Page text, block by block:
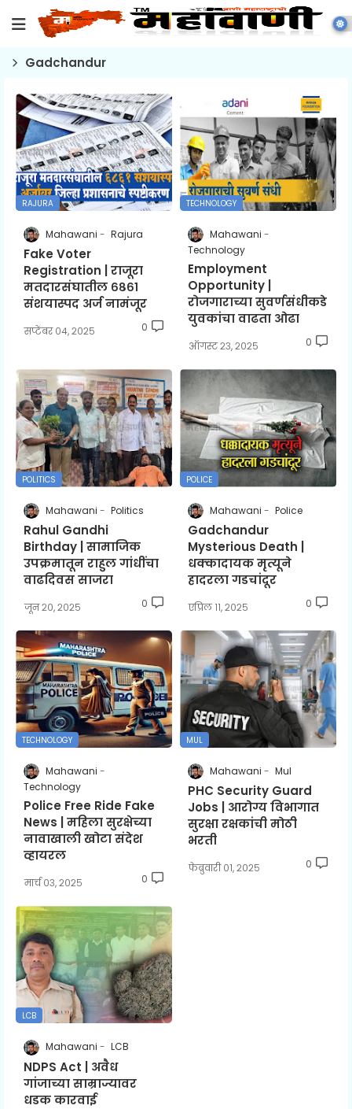
Gadchandur
RAJURA
Mahawani Rajura
Fake Voter
Registration | राजूरा
मतदारसंघातील ६८६१
संशयास्पद अर्ज नामंजूर
सप्टेंबर ०४, २०२५ 0
TECHNOLOGY
Mahawani
Technology
Employment
Opportunity |
रोजगाराच्या सुवर्णसंधीकडे
युवकांचा वाढता ओढा
ऑगस्ट २३, २०२५ 0
POLITICS
Mahawani Politics
Rahul Gandhi
Birthday | सामाजिक
उपक्रमातून राहुल गांधींचा
वाढदिवस साजरा
जून २०, २०२५ 0
POLICE
Mahawani Police
Gadchandur
Mysterious Death |
धक्कादायक मृत्यूने
हादरला गडचांदूर
एप्रिल ११, २०२५ 0
TECHNOLOGY
Mahawani
Technology
Police Free Ride Fake
News | महिला सुरक्षेच्या
नावाखाली खोटा संदेश
व्हायरल
मार्च ०३, २०२५ 0
MUL
Mahawani Mul
PHC Security Guard
Jobs | आरोग्य विभागात
सुरक्षा रक्षकांची मोठी
भरती
फेब्रुवारी ०१, २०२५ 0
LCB
Mahawani LCB
NDPS Act | अवैध
गांजाच्या साम्राज्यावर
धडक कारवाई